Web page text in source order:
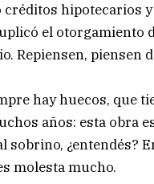
hipotecarios
el otorgamiento
Repiensen,
hay huecos, que
años: esta obra
sobrino, ¿entendés?
molesta mucho.